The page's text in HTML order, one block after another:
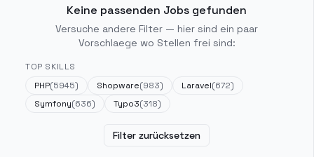
Keine passenden Jobs gefunden
Versuche andere Filter — hier sind ein paar
Vorschlaege wo Stellen frei sind:
TOP SKILLS
PHP(5945) Shopware(983) Laravel(672)
Symfony(636) Typo3(318)
Filter zurücksetzen